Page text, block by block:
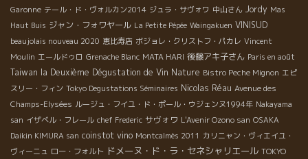
Garonne テール・ド・ヴォルカン2014 ジュラ・サヴォワ 中山さん Jordy Mas
Haut Buis ジャン・フォワヤール La Petite Pépée Waingakuen VINISUD
beaujolais nouveau 2020 恵比寿店 ボジョレ・クリストフ・パカレ Vincent
Moulin エールドゥロ Grenache Blanc MATA HARI 後藤アキ子さん Paris en août
Taiwan la Deuxième Dégustation de Vin Nature Bistro Peche Mignon エピ
スリー・フィン Tokyo Degustations Séminaires Nicolas Réau Avenue des
Champs-Elysées ルージュ・フイユ・ド・ポール・ウジェンヌ1994年 Nakayama
san イザベル・フレール chef Frederic サヴォワ L'Avenir Ozono san OSAKA
Daikin KIMURA san coinstot vino Montcalmès 2011 カリニャン・ヴィエイユ・
ヴィーニュ ロー・フォルト ドメーヌ・ド・ラ・セネシャリエール TOKYO